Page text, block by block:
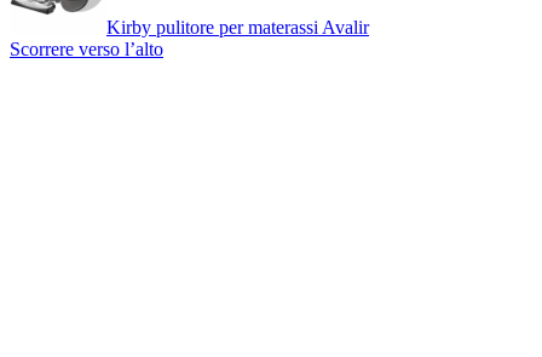
Kirby pulitore per materassi Avalir
Scorrere verso l’alto